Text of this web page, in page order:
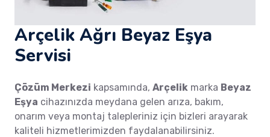
Arçelik Ağrı Beyaz Eşya
Servisi
Çözüm Merkezi kapsamında, Arçelik marka Beyaz
Eşya cihazınızda meydana gelen arıza, bakım,
onarım veya montaj talepleriniz için bizleri arayarak
kaliteli hizmetlerimizden faydalanabilirsiniz.